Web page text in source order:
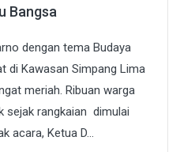
Bangsa
dengan tema Budaya
di Kawasan Simpang Lima
meriah. Ribuan warga
sejak rangkaian dimulai
acara, Ketua D...